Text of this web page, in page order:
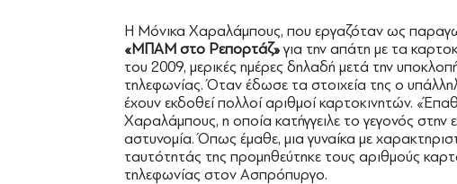
Η Μόνικα Χαραλάμπους, που εργαζόταν ως
«ΜΠΑΜ στο Ρεπορτάζ»για την απάτη με τα
του 2009, μερικές ημέρες δηλαδή μετά την
τηλεφωνίας. Όταν έδωσε τα στοιχεία της ο
έχουν εκδοθεί πολλοί αριθμοί καρτοκινητών.
Χαραλάμπους, η οποία κατήγγειλε το γεγονός στην
αστυνομία. Όπως έμαθε, μια γυναίκα με
ταυτότητάς της προμηθεύτηκε τους αριθμούς
τηλεφωνίας στον Ασπρόπυργο.